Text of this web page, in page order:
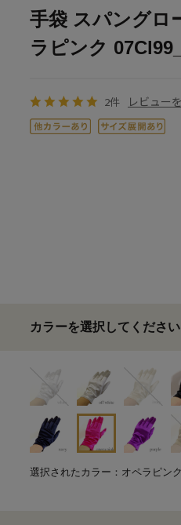
手袋 スパングロ
ラピンク
2件 レビュー
カラーを選択してください
選択されたカラー：オペラピン